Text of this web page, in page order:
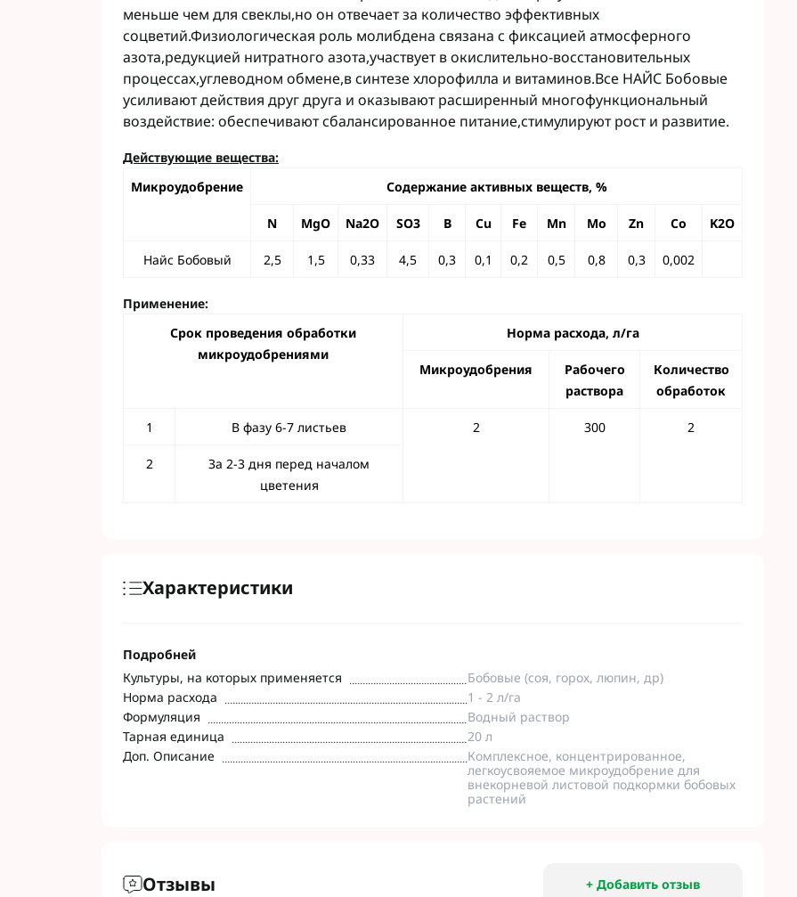
Фунгициды АХТ
Фунгициды Corteva
Фунгициды Альфа Смарт Агро
Фунгициды Пест ЮА
Фунгициды Укравит
Фунгициды Химагромаркетинг
Фунгициды FMC
Фунгициды NERTUS
Фунгициды Syngenta
Микроудобрения StimOrganic
Микроудобрения Humintech
Микроудобрения NERTUS
Микроудобрения Плантонит
Микроудобрения Альфа Смарт
Агро
меньше чем для свеклы,но он отвечает за количество эффективных
соцветий.Физиологическая роль молибдена связана с фиксацией атмосферного
азота,редукцией нитратного азота,участвует в окислительно-восстановительных
процессах,углеводном обмене,в синтезе хлорофилла и витаминов.Все НАЙС Бобовые
усиливают действия друг друга и оказывают расширенный многофункциональный
воздействие: обеспечивают сбалансированное питание,стимулируют рост и развитие.
Действующие вещества:
Микроудобрение
Содержание активных веществ, %
N MgO Na2O SO3 B Cu Fe Mn Mo Zn Co K2O
Найс Бобовый 2,5 1,5 0,33 4,5 0,3 0,1 0,2 0,5 0,8 0,3 0,002
Применение:
Срок проведения обработки
микроудобрениями
Норма расхода, л/га
Микроудобрения
Рабочего
раствора
Количество
обработок
1 В фазу 6-7 листьев 2 300 2
2
За 2-3 дня перед началом
цветения
Характеристики
Подробней
Культуры, на которых применяется
Бобовые (соя, горох, люпин, др)
Норма расхода
1 - 2 л/га
Формуляция
Водный раствор
Тарная единица
20 л
Доп. Описание
Комплексное, концентрированное,
легкоусвояемое микроудобрение для
внекорневой листовой подкормки бобовых
растений
Отзывы + Добавить отзыв